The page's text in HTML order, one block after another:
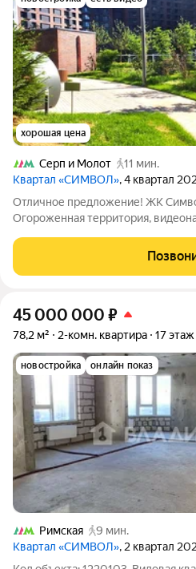
хорошая цена
Серп и Молот
11 мин.
Квартал «СИМВОЛ», 4 квартал
Отличное предложение! ЖК
Огороженная территория,
Молот-7 мин.пешком. Вашему
двухкомнатная квартира, под
45 000 000 ₽
78,2 м² 2-комн. квартира 17 этаж
новостройка онлайн показ
Римская
9 мин.
Квартал «СИМВОЛ», 2 квартал